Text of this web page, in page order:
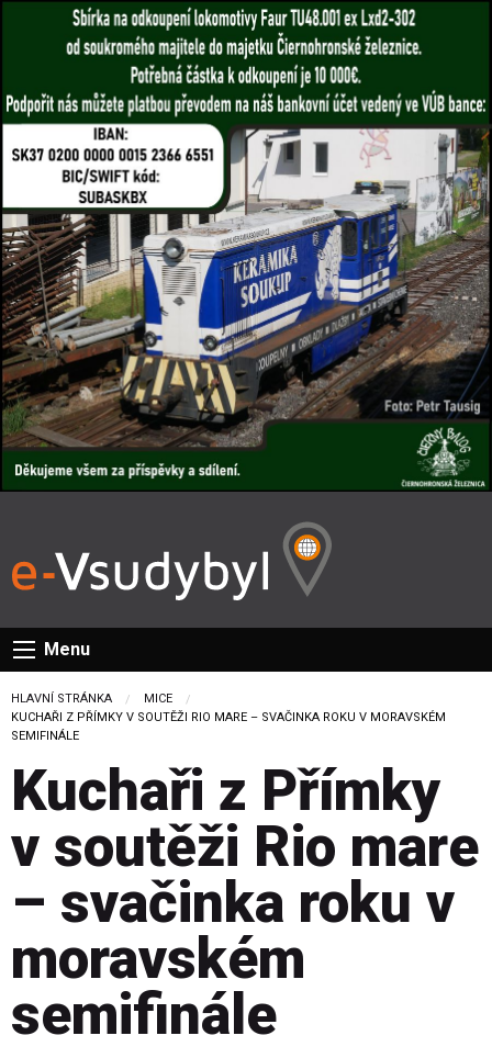
Menu
HLAVNÍ STRÁNKA
MICE
CURRENT:
KUCHAŘI Z PŘÍMKY V SOUTĚŽI RIO MARE – SVAČINKA ROKU V MORAVSKÉM
SEMIFINÁLE
Kuchaři z Přímky
v soutěži Rio mare
– svačinka roku v
moravském
semifinále